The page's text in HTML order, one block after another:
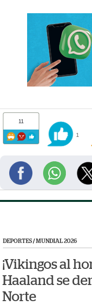
11
1
DEPORTES/MUNDIAL 2026
¡Vikingos al
Haaland se
Norte